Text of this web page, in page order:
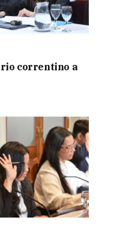
correntino a